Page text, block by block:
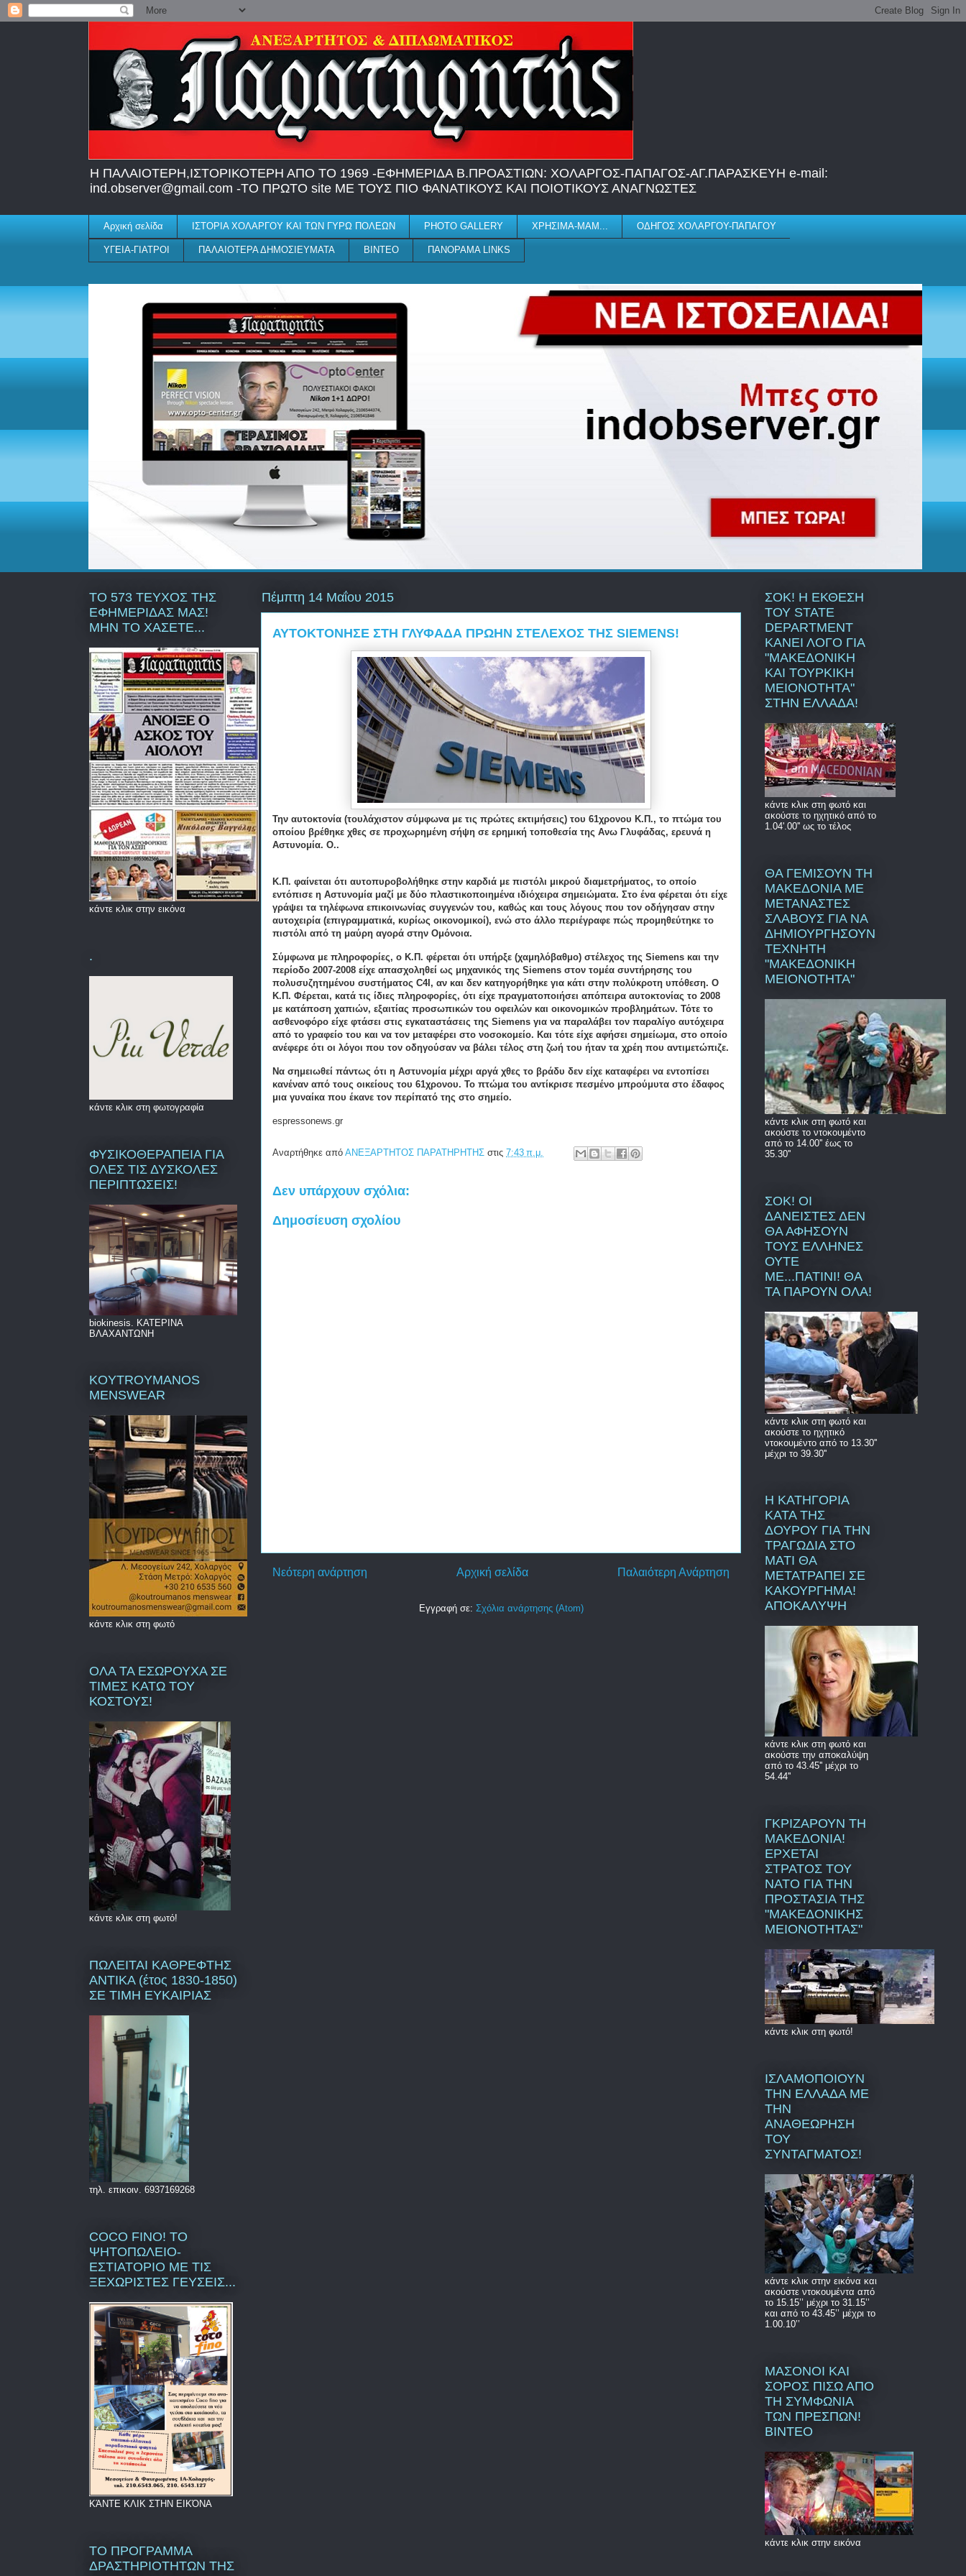
H ΠΑΛΑΙΟΤΕΡΗ,IΣΤΟΡΙΚΟΤΕΡΗ ΑΠΟ ΤΟ 1969 -EΦΗΜΕΡΙΔΑ Β.ΠΡΟΑΣΤΙΩΝ: ΧΟΛΑΡΓΟΣ-ΠΑΠΑΓΟΣ-ΑΓ.ΠΑΡΑΣΚΕΥΗ e-mail:
ind.observer@gmail.com -ΤΟ ΠΡΩΤΟ site ME TΟΥΣ ΠΙΟ ΦΑΝΑΤΙΚΟΥΣ ΚΑΙ ΠΟΙΟΤΙΚΟΥΣ ΑΝΑΓΝΩΣΤΕΣ
Αρχική σελίδα ΙΣΤΟΡΙΑ ΧΟΛΑΡΓΟΥ ΚΑΙ ΤΩΝ ΓΥΡΩ ΠΟΛΕΩΝ PHOTO GALLERY ΧΡΗΣΙΜΑ-ΜΑΜ... ΟΔΗΓΟΣ ΧΟΛΑΡΓΟΥ-ΠΑΠΑΓΟΥ
ΥΓΕΙΑ-ΓΙΑΤΡΟΙ ΠΑΛΑΙΟΤΕΡΑ ΔΗΜΟΣΙΕΥΜΑΤΑ ΒΙΝΤΕΟ ΠΑΝΟΡΑΜΑ LINKS
Πέμπτη 14 Μαΐου 2015
ΑΥΤΟΚΤΟΝΗΣΕ ΣΤΗ ΓΛΥΦΑΔΑ ΠΡΩΗΝ ΣΤΕΛΕΧΟΣ ΤΗΣ SIEMENS!
Την αυτοκτονία (τουλάχιστον σύμφωνα με τις πρώτες εκτιμήσεις) του 61χρονου Κ.Π., το πτώμα του
οποίου βρέθηκε χθες σε προχωρημένη σήψη σε ερημική τοποθεσία της Ανω Γλυφάδας, ερευνά η
Αστυνομία. Ο..
Κ.Π. φαίνεται ότι αυτοπυροβολήθηκε στην καρδιά με πιστόλι μικρού διαμετρήματος, το οποίο
εντόπισε η Αστυνομία μαζί με δύο πλαστικοποιημένα ιδιόχειρα σημειώματα. Στο ένα φέρεται ότι είχε
γράψει τα τηλέφωνα επικοινωνίας συγγενών του, καθώς και τους λόγους που τον οδήγησαν στην
αυτοχειρία (επιγραμματικά, κυρίως οικονομικοί), ενώ στο άλλο περιέγραφε πώς προμηθεύτηκε το
πιστόλι από τη μαύρη αγορά στην Ομόνοια.
Σύμφωνα με πληροφορίες, ο Κ.Π. φέρεται ότι υπήρξε (χαμηλόβαθμο) στέλεχος της Siemens και την
περίοδο 2007-2008 είχε απασχοληθεί ως μηχανικός της Siemens στον τομέα συντήρησης του
πολυσυζητημένου συστήματος C4I, αν και δεν κατηγορήθηκε για κάτι στην πολύκροτη υπόθεση. Ο
Κ.Π. Φέρεται, κατά τις ίδιες πληροφορίες, ότι είχε πραγματοποιήσει απόπειρα αυτοκτονίας το 2008
με κατάποση χαπιών, εξαιτίας προσωπικών του οφειλών και οικονομικών προβλημάτων. Τότε το
ασθενοφόρο είχε φτάσει στις εγκαταστάσεις της Siemens για να παραλάβει τον παραλίγο αυτόχειρα
από το γραφείο του και να τον μεταφέρει στο νοσοκομείο. Και τότε είχε αφήσει σημείωμα, στο οποίο
ανέφερε ότι οι λόγοι που τον οδηγούσαν να βάλει τέλος στη ζωή του ήταν τα χρέη που αντιμετώπιζε.
Να σημειωθεί πάντως ότι η Αστυνομία μέχρι αργά χθες το βράδυ δεν είχε καταφέρει να εντοπίσει
κανέναν από τους οικείους του 61χρονου. Το πτώμα του αντίκρισε πεσμένο μπρούμυτα στο έδαφος
μια γυναίκα που έκανε τον περίπατό της στο σημείο.
espressonews.gr
Αναρτήθηκε από ΑΝΕΞΑΡΤΗΤΟΣ ΠΑΡΑΤΗΡΗΤΗΣ στις 7:43 π.μ.
Δεν υπάρχουν σχόλια:
Δημοσίευση σχολίου
Νεότερη ανάρτηση Παλαιότερη Ανάρτηση
Αρχική σελίδα
Εγγραφή σε: Σχόλια ανάρτησης (Atom)
ΤΟ 573 ΤΕΥΧΟΣ ΤΗΣ
ΕΦΗΜΕΡΙΔΑΣ ΜΑΣ!
ΜΗΝ ΤΟ ΧΑΣΕΤΕ...
κάντε κλικ στην εικόνα
.
κάντε κλικ στη φωτογραφία
ΦΥΣΙΚΟΘΕΡΑΠΕΙΑ ΓΙΑ
ΟΛΕΣ ΤΙΣ ΔΥΣΚΟΛΕΣ
ΠΕΡΙΠΤΩΣΕΙΣ!
biokinesis. ΚΑΤΕΡΙΝΑ
ΒΛΑΧΑΝΤΩΝΗ
KOYTROYMANOS
MENSWEAR
κάντε κλικ στη φωτό
ΟΛΑ ΤΑ ΕΣΩΡΟΥΧΑ ΣΕ
ΤΙΜΕΣ ΚΑΤΩ ΤΟΥ
ΚΟΣΤΟΥΣ!
κάντε κλικ στη φωτό!
ΠΩΛΕΙΤΑΙ ΚΑΘΡΕΦΤΗΣ
ΑΝΤΙΚΑ (έτος 1830-1850)
ΣΕ ΤΙΜΗ ΕΥΚΑΙΡΙΑΣ
τηλ. επικοιν. 6937169268
COCO FINO! ΤΟ
ΨΗΤΟΠΩΛΕΙΟ-
ΕΣΤΙΑΤΟΡΙΟ ΜΕ ΤΙΣ
ΞΕΧΩΡΙΣΤΕΣ ΓΕΥΣΕΙΣ...
ΚΆΝΤΕ ΚΛΙΚ ΣΤΗΝ ΕΙΚΌΝΑ
ΤΟ ΠΡΟΓΡΑΜΜΑ
ΔΡΑΣΤΗΡΙΟΤΗΤΩΝ ΤΗΣ
ΣΟΚ! Η ΕΚΘΕΣΗ
ΤΟΥ STATE
DEPARTMENT
ΚΑΝΕΙ ΛΟΓΟ ΓΙΑ
"ΜΑΚΕΔΟΝΙΚΗ
ΚΑΙ ΤΟΥΡΚΙΚΗ
ΜΕΙΟΝΟΤΗΤΑ"
ΣΤΗΝ ΕΛΛΑΔΑ!
κάντε κλικ στη φωτό και
ακούστε το ηχητικό από το
1.04'.00'' ως το τέλος
ΘΑ ΓΕΜΙΣΟΥΝ ΤΗ
ΜΑΚΕΔΟΝΙΑ ΜΕ
ΜΕΤΑΝΑΣΤΕΣ
ΣΛΑΒΟΥΣ ΓΙΑ ΝΑ
ΔΗΜΙΟΥΡΓΗΣΟΥΝ
ΤΕΧΝΗΤΗ
"ΜΑΚΕΔΟΝΙΚΗ
ΜΕΙΟΝΟΤΗΤΑ"
κάντε κλικ στη φωτό και
ακούστε το ντοκουμέντο
από το 14.00'' έως το
35.30''
ΣΟΚ! ΟΙ
ΔΑΝΕΙΣΤΕΣ ΔΕΝ
ΘΑ ΑΦΗΣΟΥΝ
ΤΟΥΣ ΕΛΛΗΝΕΣ
ΟΥΤΕ
ΜΕ...ΠΑΤΙΝΙ! ΘΑ
ΤΑ ΠΑΡΟΥΝ ΟΛΑ!
κάντε κλικ στη φωτό και
ακούστε το ηχητικό
ντοκουμέντο από το 13.30''
μέχρι το 39.30''
Η ΚΑΤΗΓΟΡΙΑ
ΚΑΤΑ ΤΗΣ
ΔΟΥΡΟΥ ΓΙΑ ΤΗΝ
ΤΡΑΓΩΔΙΑ ΣΤΟ
ΜΑΤΙ ΘΑ
ΜΕΤΑΤΡΑΠΕΙ ΣΕ
ΚΑΚΟΥΡΓΗΜΑ!
ΑΠΟΚΑΛΥΨΗ
κάντε κλικ στη φωτό και
ακούστε την αποκαλύψη
από το 43.45'' μέχρι το
54.44''
ΓΚΡΙΖΑΡΟΥΝ ΤΗ
ΜΑΚΕΔΟΝΙΑ!
ΕΡΧΕΤΑΙ
ΣΤΡΑΤΟΣ ΤΟΥ
ΝΑΤΟ ΓΙΑ ΤΗΝ
ΠΡΟΣΤΑΣΙΑ ΤΗΣ
"ΜΑΚΕΔΟΝΙΚΗΣ
ΜΕΙΟΝΟΤΗΤΑΣ"
κάντε κλικ στη φωτό!
ΙΣΛΑΜΟΠΟΙΟΥΝ
ΤΗΝ ΕΛΛΑΔΑ ΜΕ
ΤΗΝ
ΑΝΑΘΕΩΡΗΣΗ
ΤΟΥ
ΣΥΝΤΑΓΜΑΤΟΣ!
κάντε κλικ στην εικόνα και
ακούστε ντοκουμέντα από
το 15.15’’ μέχρι το 31.15’’
και από το 43.45’’ μέχρι το
1.00.10’’
ΜΑΣΟΝΟΙ ΚΑΙ
ΣΟΡΟΣ ΠΙΣΩ ΑΠΟ
ΤΗ ΣΥΜΦΩΝΙΑ
ΤΩΝ ΠΡΕΣΠΩΝ!
ΒΙΝΤΕΟ
κάντε κλικ στην εικόνα